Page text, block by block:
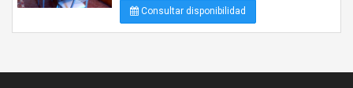
Consultar disponibilidad